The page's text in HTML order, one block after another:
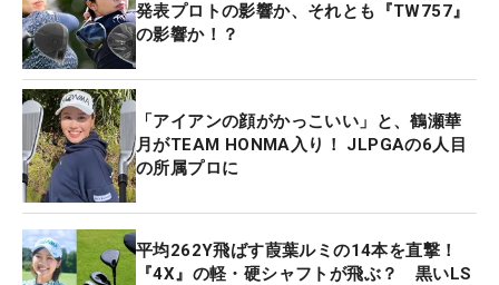
発表プロトの影響か、それとも『TW757』
の影響か！？
「アイアンの顔がかっこいい」と、鶴瀬華
月がTEAM HONMA入り！ JLPGAの6人目
の所属プロに
平均262Y飛ばす葭葉ルミの14本を直撃！
『4X』の軽・硬シャフトが飛ぶ？ 黒いLS